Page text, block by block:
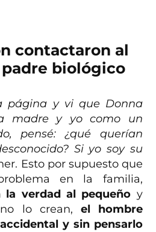
contactaron al
biológico
página y vi que Donna
madre y yo como un
pensé: ¿qué querían
Si yo soy su
Esto por supuesto que
en la familia,
verdad al pequeño y
lo crean, el hombre
y sin pensarlo